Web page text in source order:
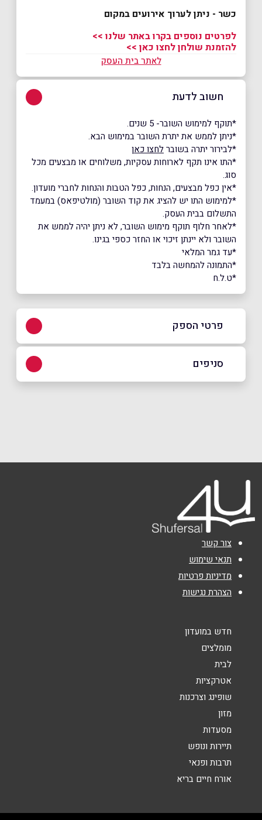
כשר - ניתן לערוך אירועים במקום
לפרטים נוספים בקרו באתר שלנו >>
להזמנת שולחן לחצו כאן >>
לאתר בית העסק
חשוב לדעת
*תוקף למימוש השובר- 5 שנים.
*ניתן לממש את יתרת השובר במימוש הבא.
*לבירור יתרה בשוברלחצו כאן
*התו אינו תקף לארוחות עסקיות, משלוחים או מבצעים מכל
סוג.
*אין כפל מבצעים, הנחות, כפל הטבות והנחות לחברי מועדון.
*למימוש התו יש להציג את קוד השובר (מולטיפאס) במעמד
התשלום בבית העסק.
*לאחר חלוף תוקף מימוש השובר, לא ניתן יהיה לממש את
השובר ולא יינתן זיכוי או החזר כספי בגינו.
*עד גמר המלאי
*התמונה להמחשה בלבד
*ט.ל.ח
פרטי הספק
באתר בפייסבוק
טלפון
אימייל*
נושא*
אנא חזרו אלי בקשר ל...
סניפים
צור קשר
תנאי שימוש
מדיניות פרטיות
הצהרת נגישות
חדש במועדון
מומלצים
לבית
אטרקציות
שופינג וצרכנות
מזון
מסעדות
תיירות ונופש
תרבות ופנאי
אורח חיים בריא